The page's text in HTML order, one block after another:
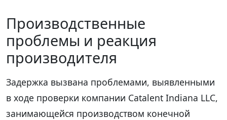
Производственные
проблемы и реакция
производителя
Задержка вызвана проблемами, выявленными
в ходе проверки компании Catalent Indiana LLC,
занимающейся производством конечной